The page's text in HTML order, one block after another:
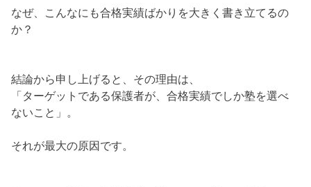
なぜ、こんなにも合格実績ばかりを大きく書き立てるの
か？
結論から申し上げると、その理由は、
「ターゲットである保護者が、合格実績でしか塾を選べ
ないこと」 。
それが最大の原因です。